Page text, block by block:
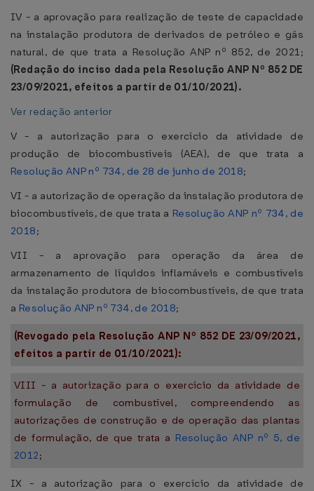
IV - a aprovação para realização de teste de capacidade
na instalação produtora de derivados de petróleo e gás
natural, de que trata a Resolução ANP nº 852, de 2021;
(Redação do inciso dada pela Resolução ANP Nº 852 DE
23/09/2021, efeitos a partir de 01/10/2021).
Ver redação anterior
V - a autorização para o exercício da atividade de
produção de biocombustíveis (AEA), de que trata a
Resolução ANP nº 734, de 28 de junho de 2018;
VI - a autorização de operação da instalação produtora de
biocombustíveis, de que trata a Resolução ANP nº 734, de
2018;
VII - a aprovação para operação da área de
armazenamento de líquidos inflamáveis e combustíveis
da instalação produtora de biocombustíveis, de que trata
a Resolução ANP nº 734, de 2018;
(Revogado pela Resolução ANP Nº 852 DE 23/09/2021,
efeitos a partir de 01/10/2021):
VIII - a autorização para o exercício da atividade de
formulação de combustível, compreendendo as
autorizações de construção e de operação das plantas
de formulação, de que trata a Resolução ANP nº 5, de
2012;
IX - a autorização para o exercício da atividade de